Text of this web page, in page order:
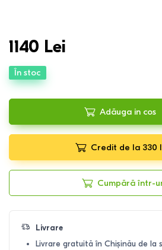
1140 Lei
În stoc
Adăuga in cos
Credit de la 330
Cumpără într-
Livrare
Livrare gratuită în Chișinău de la